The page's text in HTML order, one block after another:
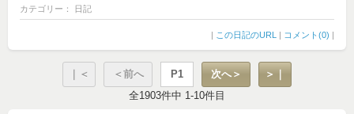
カテゴリー： 日記
| この日記のURL | コメント(0) |
｜＜ ＜前へ P1 次へ＞
＞｜
全1903件中 1-10件目